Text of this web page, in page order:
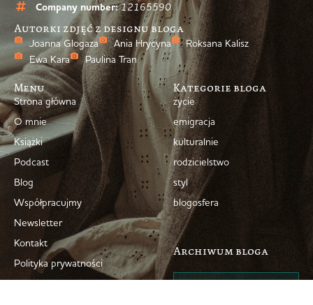
Company number: 12165590
Autorki zdjęć z designu bloga
Joanna Glogaza Ania Hrycyna
Roksana Kalisz
Ewa Kara
Paulina Tran
Menu
Strona główna
O mnie
Książki
Podcast
Blog
Współpracujmy
Newsletter
Kontakt
Polityka prywatności
Kategorie bloga
życie
emigracja
kulturalnie
rodzicielstwo
styl
blogosfera
Archiwum bloga